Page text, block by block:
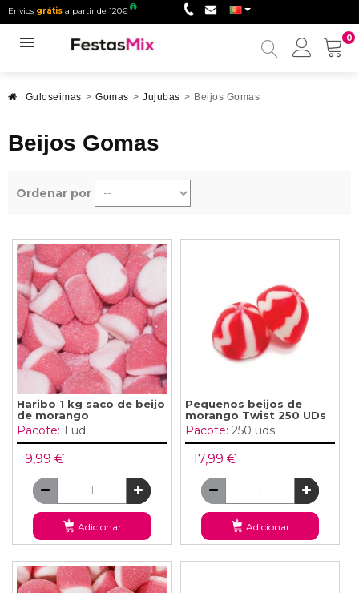
Envios grátis a partir de 120€
0
Minha
Guloseimas > Gomas > Jujubas > Beijos Gomas
Beijos Gomas
Ordenar por
Haribo 1 kg saco de beijo
de morango
Pacote: 1 ud
9,99 €
Adicionar
Pequenos beijos de
morango Twist 250 UDs
Pacote: 250 uds
17,99 €
Adicionar